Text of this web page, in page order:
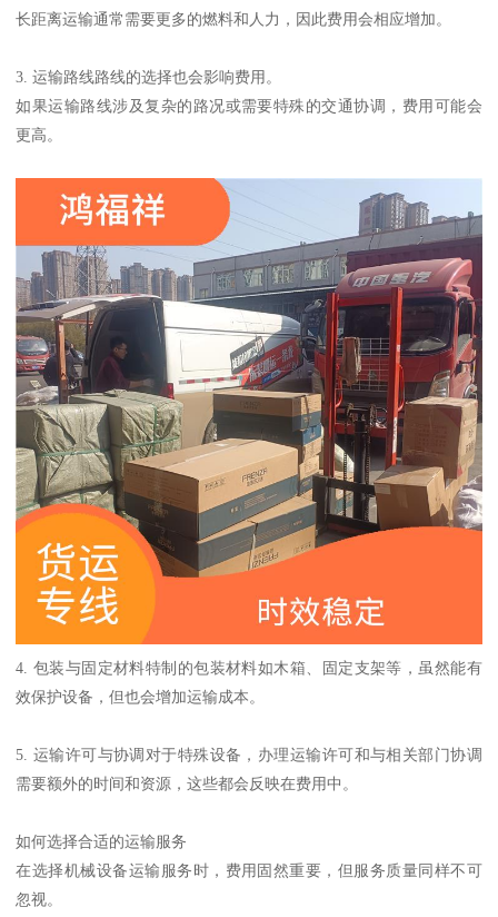
长距离运输通常需要更多的燃料和人力，因此费用会相应增加。
3. 运输路线路线的选择也会影响费用。
如果运输路线涉及复杂的路况或需要特殊的交通协调，费用可能会
更高。
4. 包装与固定材料特制的包装材料如木箱、固定支架等，虽然能有
效保护设备，但也会增加运输成本。
5. 运输许可与协调对于特殊设备，办理运输许可和与相关部门协调
需要额外的时间和资源，这些都会反映在费用中。
如何选择合适的运输服务
在选择机械设备运输服务时，费用固然重要，但服务质量同样不可
忽视。